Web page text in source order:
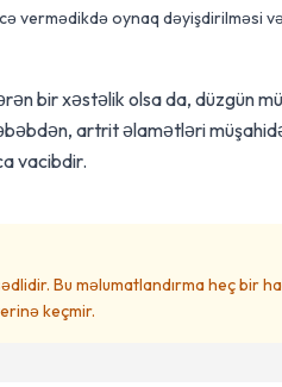
vermədikdə oynaq dəyişdirilməsi
bir xəstəlik olsa da, düzgün
artrit əlamətləri
vacibdir.
Bu məlumatlandırma heç bir
keçmir.